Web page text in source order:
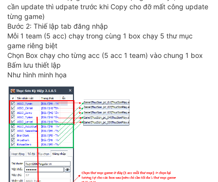
cần update thì udpate trước khi Copy cho đỡ mất công update
từng game)
Bước 2: Thiế lập tab đăng nhập
Mỗi 1 team (5 acc) chạy trong cùng 1 box chạy 5 thư mục
game riêng biệt
Chọn Box chạy cho từng acc (5 acc 1 team) vào chung 1 box
Bấm lưu thiết lập
Như hình minh họa